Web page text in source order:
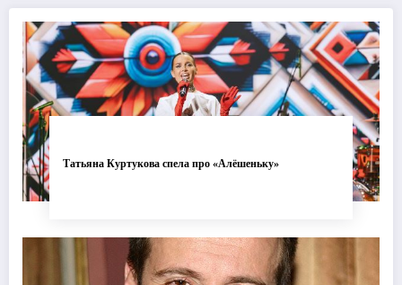
Татьяна Куртукова спела про «Алёшеньку»